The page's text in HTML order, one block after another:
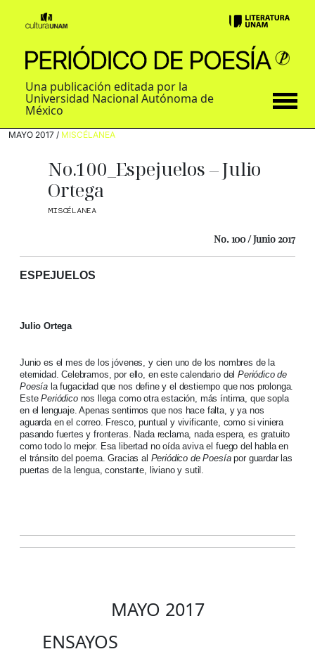
Una publicación editada por la
Universidad Nacional Autónoma de
México
MAYO 2017 / MISCÉLANEA
No.100_Espejuelos – Julio
Ortega
MISCÉLANEA
No. 100 / Junio 2017
ESPEJUELOS
Julio Ortega
Junio es el mes de los jóvenes, y cien uno de los nombres de la
eternidad. Celebramos, por ello, en este calendario delPeriódico de
Poesía la fugacidad que nos define y el destiempo que nos prolonga.
EstePeriódiconos llega como otra estación, más íntima, que sopla
en el lenguaje. Apenas sentimos que nos hace falta, y ya nos
aguarda en el correo. Fresco, puntual y vivificante, como si viniera
pasando fuertes y fronteras. Nada reclama, nada espera, es gratuito
como todo lo mejor. Esa libertad no oída aviva el fuego del habla en
el tránsito del poema. Gracias al Periódico de Poesíapor guardar las
puertas de la lengua, constante, liviano y sutil.
MAYO 2017
ENSAYOS